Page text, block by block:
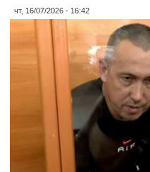
чт, 16/07/2026 - 16:42